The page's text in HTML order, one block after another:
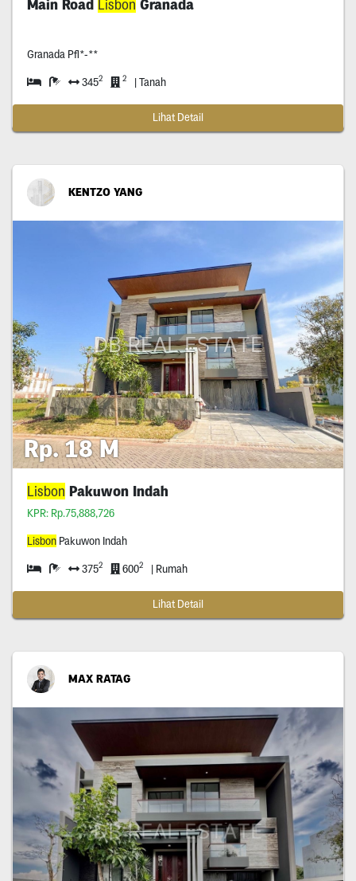
Main Road Lisbon Granada
Granada Pfl*-**
3452 2 | Tanah
Lihat Detail
KENTZO YANG
Rp. 18 M
Lisbon Pakuwon Indah
KPR: Rp.75,888,726
LisbonPakuwon Indah
3752 6002 | Rumah
Lihat Detail
MAX RATAG